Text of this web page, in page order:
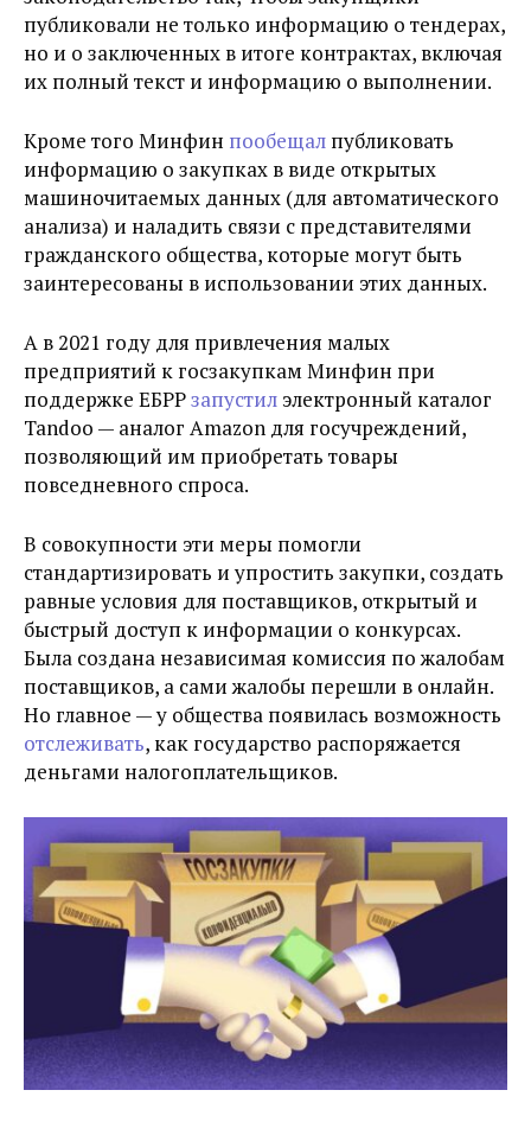
публиковали не только информацию о тендерах,
но и о заключенных в итоге контрактах, включая
их полный текст и информацию о выполнении.
Кроме того Минфин пообещал публиковать
информацию о закупках в виде открытых
машиночитаемых данных (для автоматического
анализа) и наладить связи с представителями
гражданского общества, которые могут быть
заинтересованы в использовании этих данных.
А в 2021 году для привлечения малых
предприятий к госзакупкам Минфин при
поддержке ЕБРРзапустилэлектронный каталог
Tandoo — аналог Amazon для госучреждений,
позволяющий им приобретать товары
повседневного спроса.
В совокупности эти меры помогли
стандартизировать и упростить закупки, создать
равные условия для поставщиков, открытый и
быстрый доступ к информации о конкурсах.
Была создана независимая комиссия по жалобам
поставщиков, а сами жалобы перешли в онлайн.
Но главное — у общества появилась возможность
отслеживать, как государство распоряжается
деньгами налогоплательщиков.